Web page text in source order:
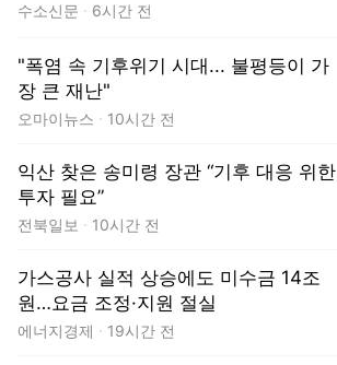
수소신문 6시간 전
"폭염 속 기후위기 시대... 불평등이 가
장 큰 재난"
오마이뉴스 10시간 전
익산 찾은 송미령 장관 “기후 대응 위한
투자 필요”
전북일보 10시간 전
가스공사 실적 상승에도 미수금 14조
원…요금 조정·지원 절실
에너지경제 19시간 전